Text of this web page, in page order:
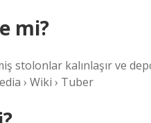
mi?
stolonlar kalınlaşır ve
› Wiki › Tuber